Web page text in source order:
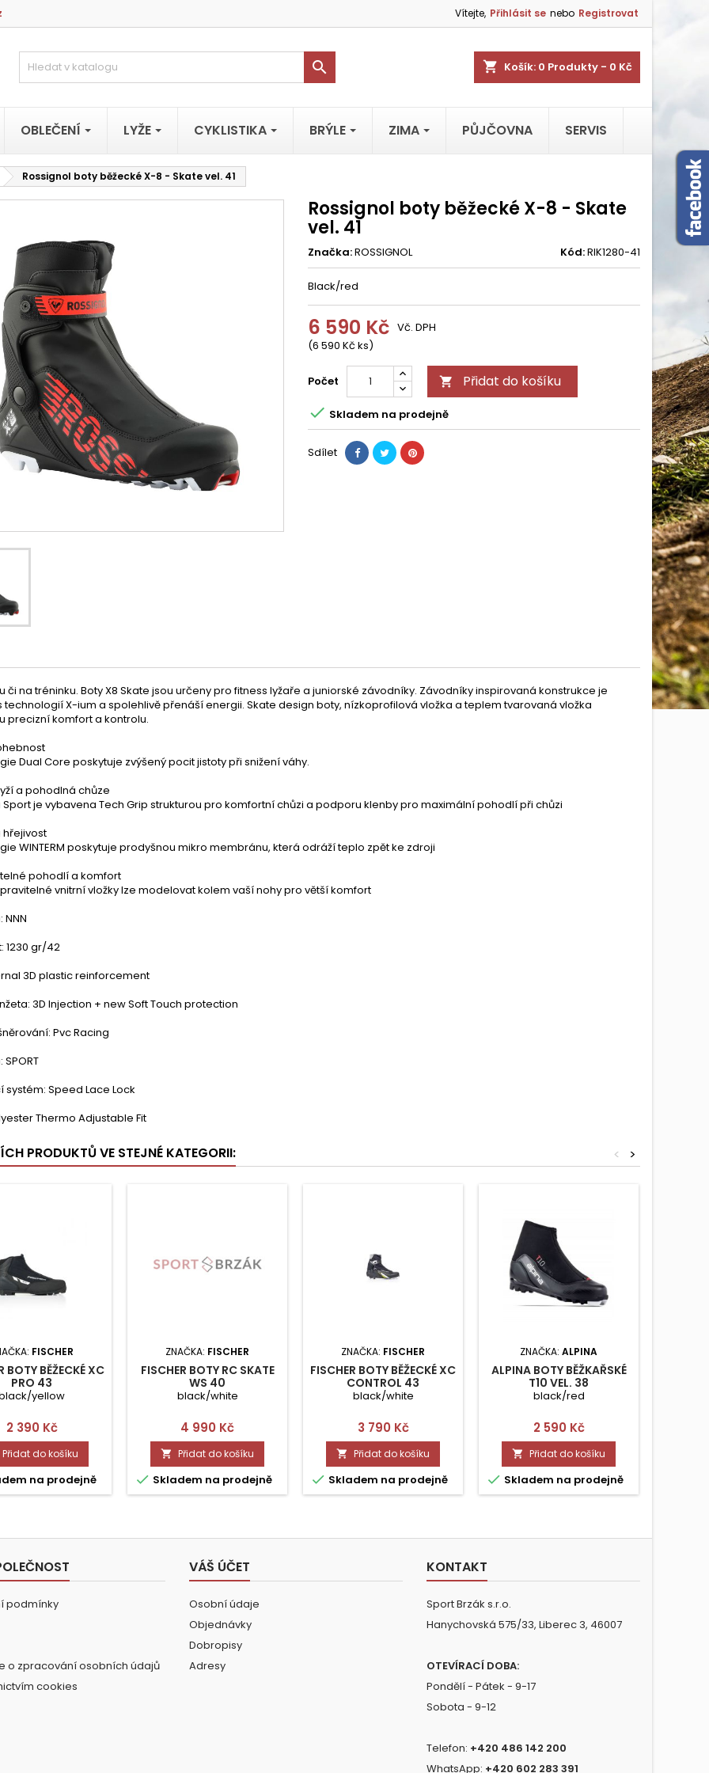
Vítejte, Přihlásit se nebo Registrovat
shopping_cart Košík: 0 Produkty - 0 Kč

OBLEČENÍ LYŽE CYKLISTIKA BRÝLE ZIMA PŮJČOVNA SERVIS
Rossignol boty běžecké X-8 - Skate vel. 41
Rossignol boty běžecké X-8 - Skate
vel. 41
Značka:ROSSIGNOL Kód:RIK1280-41
Black/red
6 590 Kč
(6 590 Kč ks)
Vč. DPH
Počet  Přidat do košíku
 Skladem na prodejně
Sdílet
či na tréninku. Boty X8 Skate jsou určeny pro fitness lyžaře a juniorské závodníky. Závodníky inspirovaná konstrukce je
technologií X-ium a spolehlivě přenáší energii. Skate design boty, nízkoprofilová vložka a teplem tvarovaná vložka
precizní komfort a kontrolu.
Dual Core poskytuje zvýšený pocit jistoty při snižení váhy.
a pohodlná chůze
Sport je vybavena Tech Grip strukturou pro komfortní chůzi a podporu klenby pro maximální pohodlí při chůzi
hřejivost
WINTERM poskytuje prodyšnou mikro membránu, která odráží teplo zpět ke zdroji
pohodlí a komfort
vnitrní vložky lze modelovat kolem vaší nohy pro větší komfort
NNN
1230 gr/42
3D plastic reinforcement
3D Injection + new Soft Touch protection
Pvc Racing
systém: Speed Lace Lock
Thermo Adjustable Fit
PRODUKTŮ VE STEJNÉ KATEGORII: >
<
FISCHER
BOTY BĚŽECKÉ XC
PRO 43
yellow
Cena
2 390 Kč
Přidat do košíku
na prodejně
ZNAČKA: FISCHER
FISCHER BOTY RC SKATE
WS 40
black/white
Cena
4 990 Kč
 Přidat do košíku
 Skladem na prodejně
ZNAČKA: FISCHER
FISCHER BOTY BĚŽECKÉ XC
CONTROL 43
black/white
Cena
3 790 Kč
 Přidat do košíku
 Skladem na prodejně
ZNAČKA: ALPINA
ALPINA BOTY BĚŽKAŘSKÉ
T10 VEL. 38
black/red
Cena
2 590 Kč
 Přidat do košíku
 Skladem na prodejně
podmínky
o zpracování osobních údajů
cookies
VÁŠ ÚČET
Osobní údaje
Objednávky
Dobropisy
Adresy
KONTAKT
Sport Brzák s.r.o.
Hanychovská 575/33, Liberec 3, 46007
OTEVÍRACÍ DOBA:
Pondělí - Pátek - 9-17
Sobota - 9-12
Telefon: +420 486 142 200
WhatsApp: +420 602 283 391